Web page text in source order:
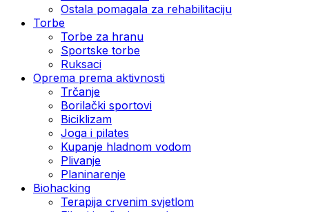
Ostala pomagala za rehabilitaciju
Torbe
Torbe za hranu
Sportske torbe
Ruksaci
Oprema prema aktivnosti
Trčanje
Borilački sportovi
Biciklizam
Joga i pilates
Kupanje hladnom vodom
Plivanje
Planinarenje
Biohacking
Terapija crvenim svjetlom